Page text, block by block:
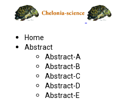
Home
Abstract
Abstract-A
Abstract-B
Abstract-C
Abstract-D
Abstract-E